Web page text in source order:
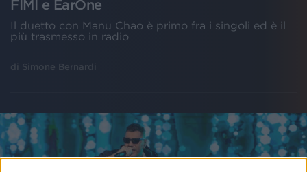
FIMI e EarOne
Il duetto con Manu Chao è primo fra i singoli ed è il
più trasmesso in radio
di Simone Bernardi